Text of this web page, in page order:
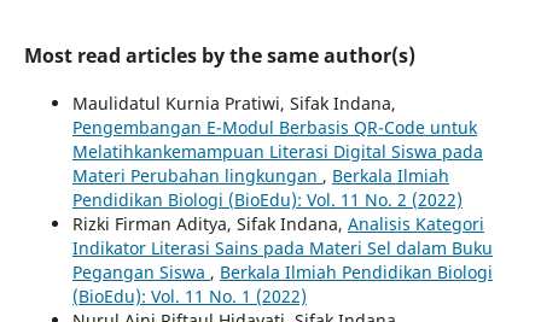
Most read articles by the same author(s)
Maulidatul Kurnia Pratiwi, Sifak Indana,
Pengembangan E-Modul Berbasis QR-Code untuk
Melatihkankemampuan Literasi Digital Siswa pada
Materi Perubahan lingkungan , Berkala Ilmiah
Pendidikan Biologi (BioEdu): Vol. 11 No. 2 (2022)
Rizki Firman Aditya, Sifak Indana, Analisis Kategori
Indikator Literasi Sains pada Materi Sel dalam Buku
Pegangan Siswa , Berkala Ilmiah Pendidikan Biologi
(BioEdu): Vol. 11 No. 1 (2022)